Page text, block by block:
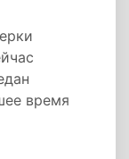
время